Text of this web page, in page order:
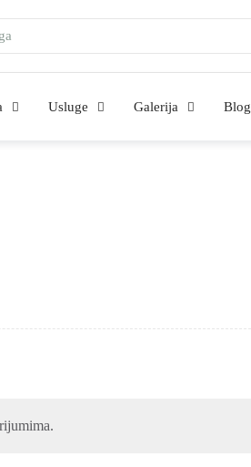
Usluge Galerija Blog